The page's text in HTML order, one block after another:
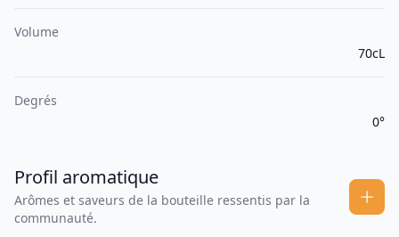
Volume
70cL
Degrés
0°
Profil aromatique
Arômes et saveurs de la bouteille ressentis par la
communauté.